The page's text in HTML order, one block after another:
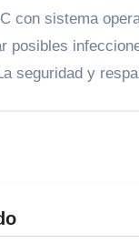
con sistema
posibles
seguridad y